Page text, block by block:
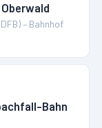
– Bahnhof
Bahn